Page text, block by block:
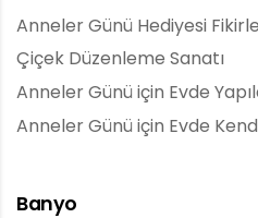
Anneler Günü Hediyesi
Çiçek Düzenleme Sanatı
Anneler Günü için Evde
Anneler Günü için Evde
Banyo